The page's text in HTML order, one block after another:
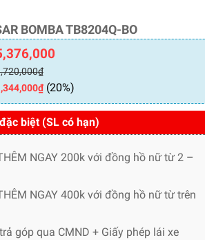
BOMBA TB8204Q-BO
₫
₫(20%)
biệt (SL có hạn)
NGAY 200k với đồng hồ nữ từ 2 –
NGAY 400k với đồng hồ nữ từ trên
góp qua CMND + Giấy phép lái xe